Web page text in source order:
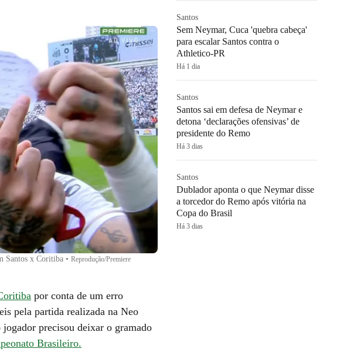
Santos x Coritiba • Reprodução/Premiere
por conta de um erro
pela partida realizada na Neo
precisou deixar o gramado
Brasileiro.
Santos
Sem Neymar, Cuca 'quebra cabeça'
para escalar Santos contra o
Athletico-PR
Há 1 dia
Santos
Santos sai em defesa de Neymar e
detona ‘declarações ofensivas’ de
presidente do Remo
Há 3 dias
Santos
Dublador aponta o que Neymar disse
a torcedor do Remo após vitória na
Copa do Brasil
Há 3 dias